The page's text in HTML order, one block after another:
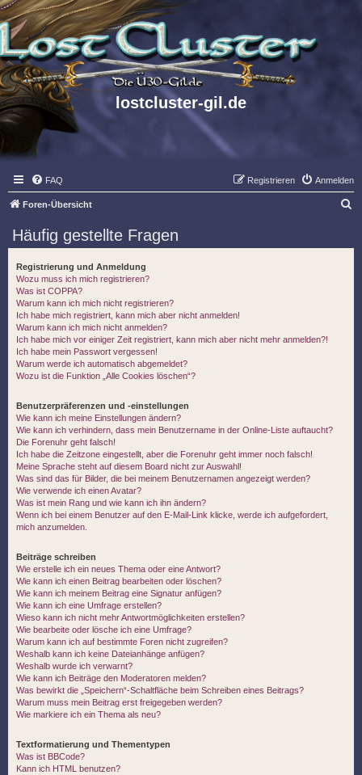
lostcluster-gil.de
FAQ Anmelden
Registrieren
Foren-Übersicht
Häufig gestellte Fragen
Registrierung und Anmeldung
Wozu muss ich mich registrieren?
Was ist COPPA?
Warum kann ich mich nicht registrieren?
Ich habe mich registriert, kann mich aber nicht anmelden!
Warum kann ich mich nicht anmelden?
Ich habe mich vor einiger Zeit registriert, kann mich aber nicht mehr anmelden?!
Ich habe mein Passwort vergessen!
Warum werde ich automatisch abgemeldet?
Wozu ist die Funktion „Alle Cookies löschen“?
Benutzerpräferenzen und -einstellungen
Wie kann ich meine Einstellungen ändern?
Wie kann ich verhindern, dass mein Benutzername in der Online-Liste auftaucht?
Die Forenuhr geht falsch!
Ich habe die Zeitzone eingestellt, aber die Forenuhr geht immer noch falsch!
Meine Sprache steht auf diesem Board nicht zur Auswahl!
Was sind das für Bilder, die bei meinem Benutzernamen angezeigt werden?
Wie verwende ich einen Avatar?
Was ist mein Rang und wie kann ich ihn ändern?
Wenn ich bei einem Benutzer auf den E-Mail-Link klicke, werde ich aufgefordert,
mich anzumelden.
Beiträge schreiben
Wie erstelle ich ein neues Thema oder eine Antwort?
Wie kann ich einen Beitrag bearbeiten oder löschen?
Wie kann ich meinem Beitrag eine Signatur anfügen?
Wie kann ich eine Umfrage erstellen?
Wieso kann ich nicht mehr Antwortmöglichkeiten erstellen?
Wie bearbeite oder lösche ich eine Umfrage?
Warum kann ich auf bestimmte Foren nicht zugreifen?
Weshalb kann ich keine Dateianhänge anfügen?
Weshalb wurde ich verwarnt?
Wie kann ich Beiträge den Moderatoren melden?
Was bewirkt die „Speichern“-Schaltfläche beim Schreiben eines Beitrags?
Warum muss mein Beitrag erst freigegeben werden?
Wie markiere ich ein Thema als neu?
Textformatierung und Thementypen
Was ist BBCode?
Kann ich HTML benutzen?